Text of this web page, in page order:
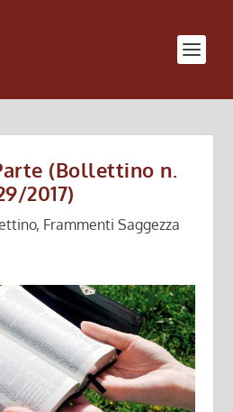
(Bollettino n.
2017)
, Frammenti Saggezza